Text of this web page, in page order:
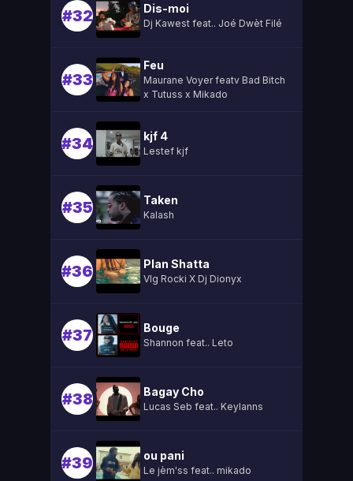
#32 Dis-moi
Dj Kawest feat.. Joé Dwèt Filé
#33
Feu
Maurane Voyer featv Bad Bitch
x Tutuss x Mikado
#34 kjf 4
Lestef kjf
#35 Taken
Kalash
#36 Plan Shatta
Vlg Rocki X Dj Dionyx
#37 Bouge
Shannon feat.. Leto
#38 Bagay Cho
Lucas Seb feat.. Keylanns
#39 ou pani
Le jèm'ss feat.. mikado